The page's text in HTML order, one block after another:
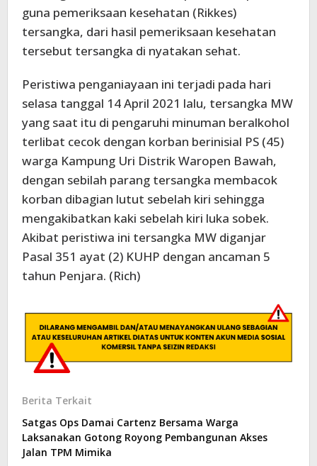
guna pemeriksaan kesehatan (Rikkes)
tersangka, dari hasil pemeriksaan kesehatan
tersebut tersangka di nyatakan sehat.
Peristiwa penganiayaan ini terjadi pada hari
selasa tanggal 14 April 2021 lalu, tersangka MW
yang saat itu di pengaruhi minuman beralkohol
terlibat cecok dengan korban berinisial PS (45)
warga Kampung Uri Distrik Waropen Bawah,
dengan sebilah parang tersangka membacok
korban dibagian lutut sebelah kiri sehingga
mengakibatkan kaki sebelah kiri luka sobek.
Akibat peristiwa ini tersangka MW diganjar
Pasal 351 ayat (2) KUHP dengan ancaman 5
tahun Penjara. (Rich)
Berita Terkait
Satgas Ops Damai Cartenz Bersama Warga
Laksanakan Gotong Royong Pembangunan Akses
Jalan TPM Mimika